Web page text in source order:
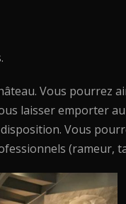
Vous pourrez
laisser emporter
Vous
(rameur,